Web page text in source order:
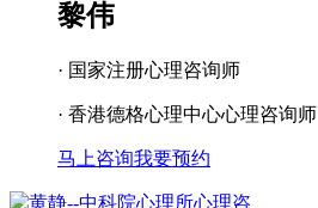
黎伟
· 国家注册心理咨询师
· 香港德格心理中心心理咨询师
马上咨询我要预约